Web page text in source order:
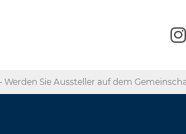
Werden Sie Aussteller auf dem